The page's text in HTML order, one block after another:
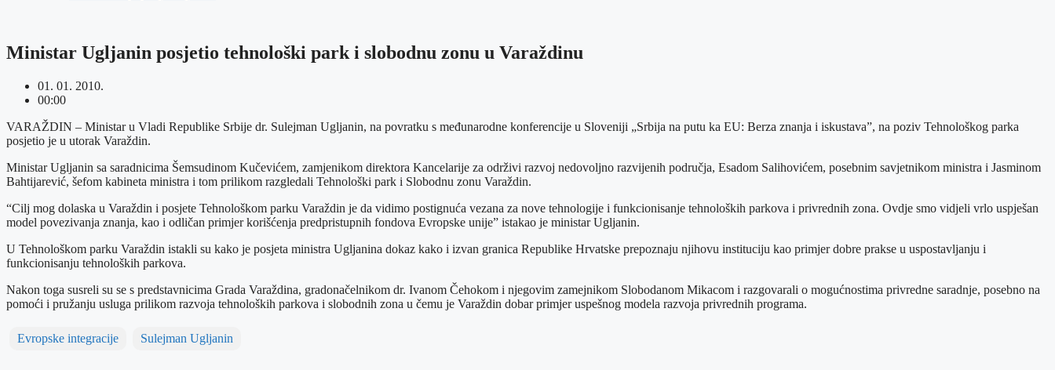
Ministar Ugljanin posjetio tehnološki park i slobodnu zonu u Varaždinu
01. 01. 2010.
00:00
VARAŽDIN – Ministar u Vladi Republike Srbije dr. Sulejman Ugljanin, na povratku s međunarodne konferencije u Sloveniji „Srbija na putu ka EU: Berza znanja i iskustava”, na poziv Tehnološkog parka
posjetio je u utorak Varaždin.
Ministar Ugljanin sa saradnicima Šemsudinom Kučevićem, zamjenikom direktora Kancelarije za održivi razvoj nedovoljno razvijenih područja, Esadom Salihovićem, posebnim savjetnikom ministra i Jasminom
Bahtijarević, šefom kabineta ministra i tom prilikom razgledali Tehnološki park i Slobodnu zonu Varaždin.
“Cilj mog dolaska u Varaždin i posjete Tehnološkom parku Varaždin je da vidimo postignuća vezana za nove tehnologije i funkcionisanje tehnoloških parkova i privrednih zona. Ovdje smo vidjeli vrlo uspješan
model povezivanja znanja, kao i odličan primjer korišćenja predpristupnih fondova Evropske unije” istakao je ministar Ugljanin.
U Tehnološkom parku Varaždin istakli su kako je posjeta ministra Ugljanina dokaz kako i izvan granica Republike Hrvatske prepoznaju njihovu instituciju kao primjer dobre prakse u uspostavljanju i
funkcionisanju tehnoloških parkova.
Nakon toga susreli su se s predstavnicima Grada Varaždina, gradonačelnikom dr. Ivanom Čehokom i njegovim zamejnikom Slobodanom Mikacom i razgovarali o mogućnostima privredne saradnje, posebno na
pomoći i pružanju usluga prilikom razvoja tehnoloških parkova i slobodnih zona u čemu je Varaždin dobar primjer uspešnog modela razvoja privrednih programa.
Evropske integracije Sulejman Ugljanin